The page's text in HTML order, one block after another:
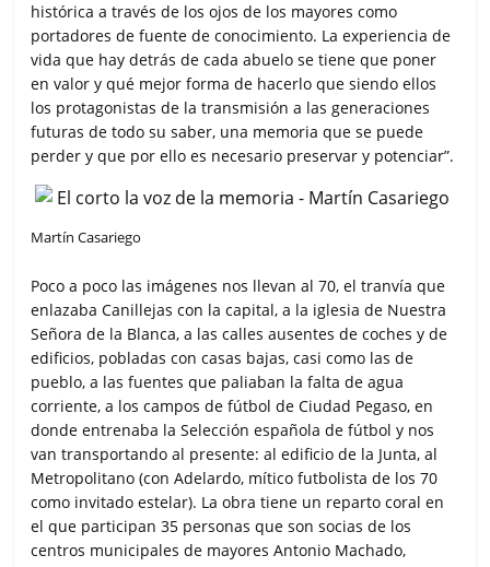
histórica a través de los ojos de los mayores como
portadores de fuente de conocimiento. La experiencia de
vida que hay detrás de cada abuelo se tiene que poner
en valor y qué mejor forma de hacerlo que siendo ellos
los protagonistas de la transmisión a las generaciones
futuras de todo su saber, una memoria que se puede
perder y que por ello es necesario preservar y potenciar”.
Martín Casariego
Poco a poco las imágenes nos llevan al 70, el tranvía que
enlazaba Canillejas con la capital, a la iglesia de Nuestra
Señora de la Blanca, a las calles ausentes de coches y de
edificios, pobladas con casas bajas, casi como las de
pueblo, a las fuentes que paliaban la falta de agua
corriente, a los campos de fútbol de Ciudad Pegaso, en
donde entrenaba la Selección española de fútbol y nos
van transportando al presente: al edificio de la Junta, al
Metropolitano (con Adelardo, mítico futbolista de los 70
como invitado estelar). La obra tiene un reparto coral en
el que participan 35 personas que son socias de los
centros municipales de mayores Antonio Machado,